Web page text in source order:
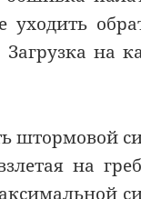
на
штормовой
на